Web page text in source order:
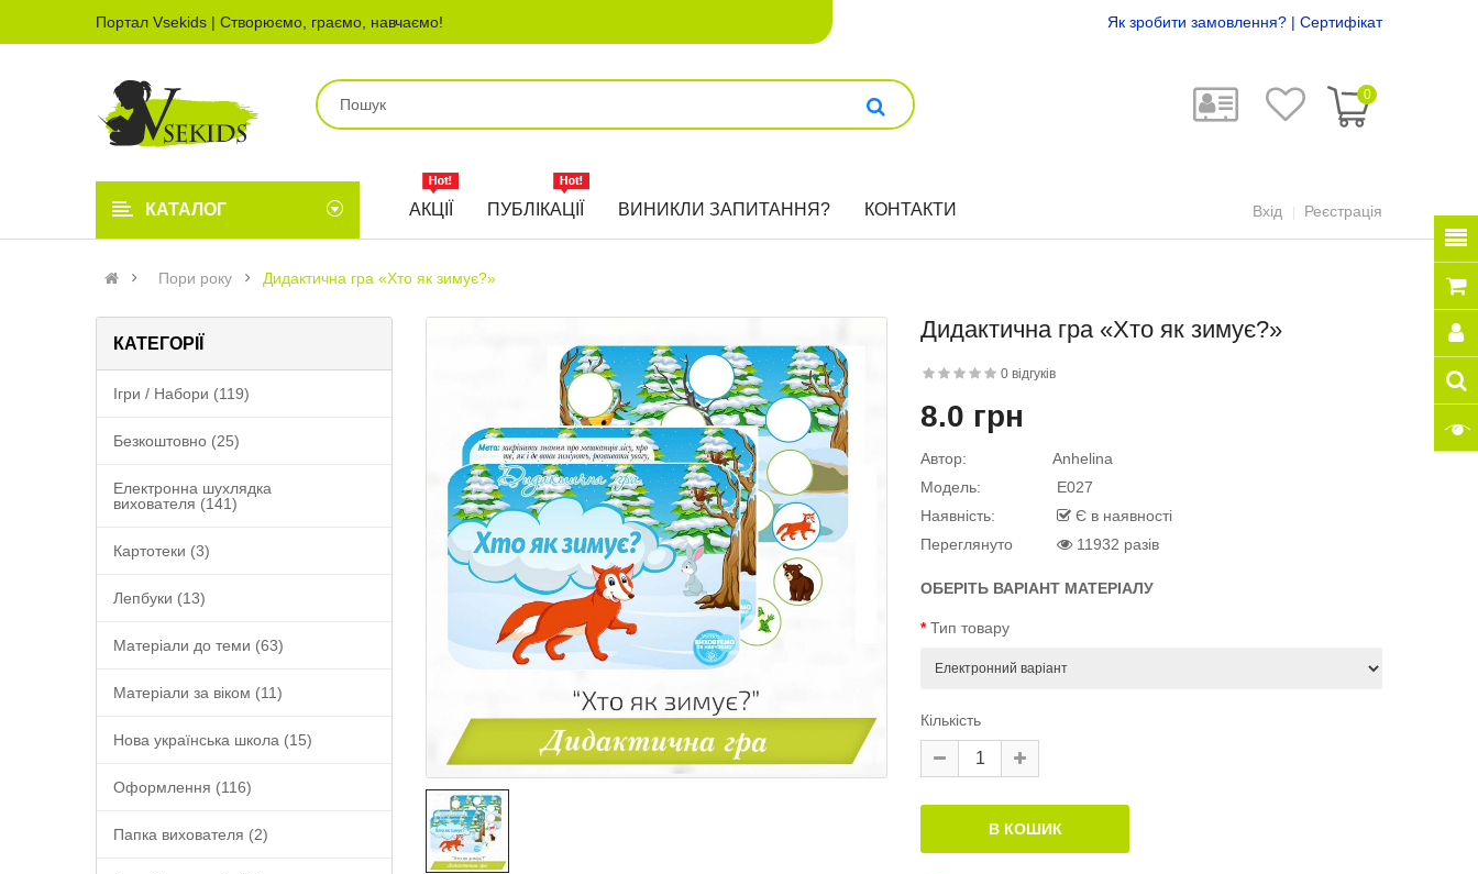
Портал Vsekids | Створюємо, граємо, навчаємо! Як зробити замовлення? | Сертифікат
0
КАТАЛОГ АКЦІЇ ПУБЛІКАЦІЇ ВИНИКЛИ ЗАПИТАННЯ? КОНТАКТИ Вхід Реєстрація
Пори року Дидактична гра «Хто як зимує?»
КАТЕГОРІЇ
Ігри / Набори (119)
Безкоштовно (25)
Електронна шухлядка
вихователя (141)
Картотеки (3)
Лепбуки (13)
Матеріали до теми (63)
Матеріали за віком (11)
Нова українська школа (15)
Оформлення (116)
Папка вихователя (2)
Дидактична гра «Хто як зимує?»
0 відгуків
8.0 грн
Автор:
Anhelina
Модель:
E027
Наявність:
Є в наявності
Переглянуто
11932 разів
ОБЕРІТЬ ВАРІАНТ МАТЕРІАЛУ
Тип товару
Кількість